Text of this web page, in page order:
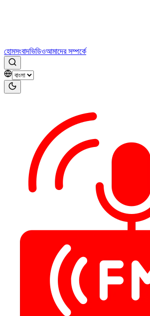
হোমসংবাদভিডিওআমাদের সম্পর্কে